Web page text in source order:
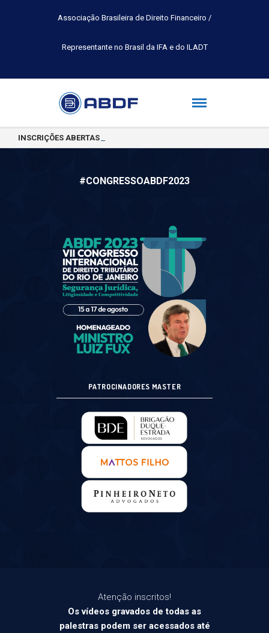
Associação Brasileira de Direito Financeiro /
Representante no Brasil da IFA e do ILADT
INSCRIÇÕES ABERTAS PARA A TURMA 2026.2 DA PÓS-
#CONGRESSOABDF2023
PATROCINADORES MASTER
Atenção inscritos!
Os vídeos gravados de todas as
palestras podem ser acessados até